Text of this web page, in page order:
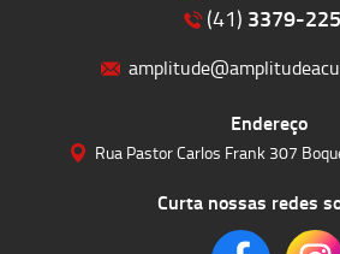
(41) 3379-
Endereço
Rua Pastor Carlos Frank 307
Curta nossas redes